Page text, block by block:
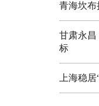
青海坎布
甘肃永昌
标
上海稳